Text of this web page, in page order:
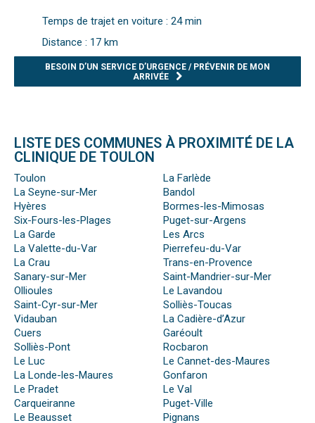
Temps de trajet en voiture : 24 min
Distance : 17 km
BESOIN D’UN SERVICE D’URGENCE / PRÉVENIR DE MON
ARRIVÉE
LISTE DES COMMUNES À PROXIMITÉ DE LA
CLINIQUE DE TOULON
Toulon
La Seyne-sur-Mer
Hyères
Six-Fours-les-Plages
La Garde
La Valette-du-Var
La Crau
Sanary-sur-Mer
Ollioules
Saint-Cyr-sur-Mer
Vidauban
Cuers
Solliès-Pont
Le Luc
La Londe-les-Maures
Le Pradet
Carqueiranne
Le Beausset
La Farlède
Bandol
Bormes-les-Mimosas
Puget-sur-Argens
Les Arcs
Pierrefeu-du-Var
Trans-en-Provence
Saint-Mandrier-sur-Mer
Le Lavandou
Solliès-Toucas
La Cadière-d’Azur
Garéoult
Rocbaron
Le Cannet-des-Maures
Gonfaron
Le Val
Puget-Ville
Pignans